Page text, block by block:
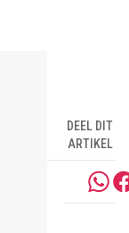
DEEL DIT
ARTIKEL